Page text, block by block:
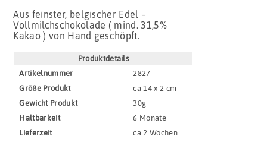
Aus feinster, belgischer Edel –
Vollmilchschokolade ( mind. 31,5%
Kakao ) von Hand geschöpft.
Produktdetails
Artikel­nummer
2827
Größe Produkt
ca 14 x 2 cm
Gewicht Produkt
30g
Haltbar­keit
6 Monate
Lieferzeit
ca 2 Wochen